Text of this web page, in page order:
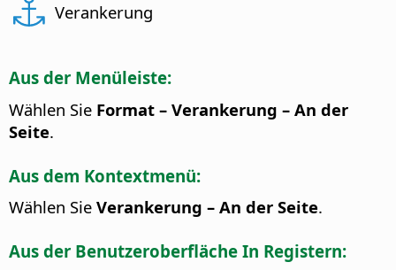
Verankerung
Aus der Menüleiste:
Wählen Sie Format – Verankerung – An der
Seite.
Aus dem Kontextmenü:
Wählen Sie Verankerung – An der Seite.
Aus der Benutzeroberfläche In Registern: